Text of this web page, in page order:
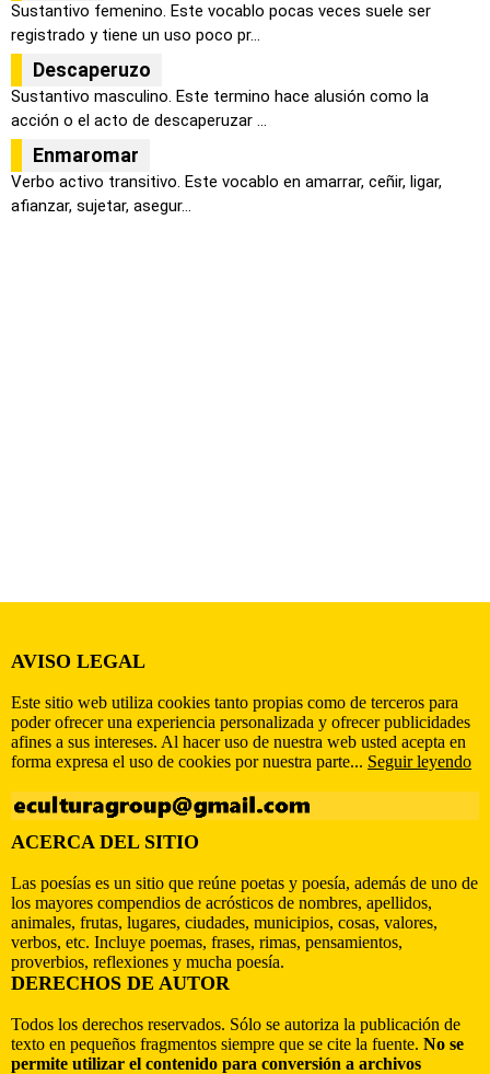
Sustantivo femenino. Este vocablo pocas veces suele ser
registrado y tiene un uso poco pr...
Descaperuzo
Sustantivo masculino. Este termino hace alusión como la
acción o el acto de descaperuzar ...
Enmaromar
Verbo activo transitivo. Este vocablo en amarrar, ceñir, ligar,
afianzar, sujetar, asegur...
AVISO LEGAL
Este sitio web utiliza cookies tanto propias como de terceros para
poder ofrecer una experiencia personalizada y ofrecer publicidades
afines a sus intereses. Al hacer uso de nuestra web usted acepta en
forma expresa el uso de cookies por nuestra parte... Seguir leyendo
ACERCA DEL SITIO
Las poesías es un sitio que reúne poetas y poesía, además de uno de
los mayores compendios de acrósticos de nombres, apellidos,
animales, frutas, lugares, ciudades, municipios, cosas, valores,
verbos, etc. Incluye poemas, frases, rimas, pensamientos,
proverbios, reflexiones y mucha poesía.
DERECHOS DE AUTOR
Todos los derechos reservados. Sólo se autoriza la publicación de
texto en pequeños fragmentos siempre que se cite la fuente. No se
permite utilizar el contenido para conversión a archivos